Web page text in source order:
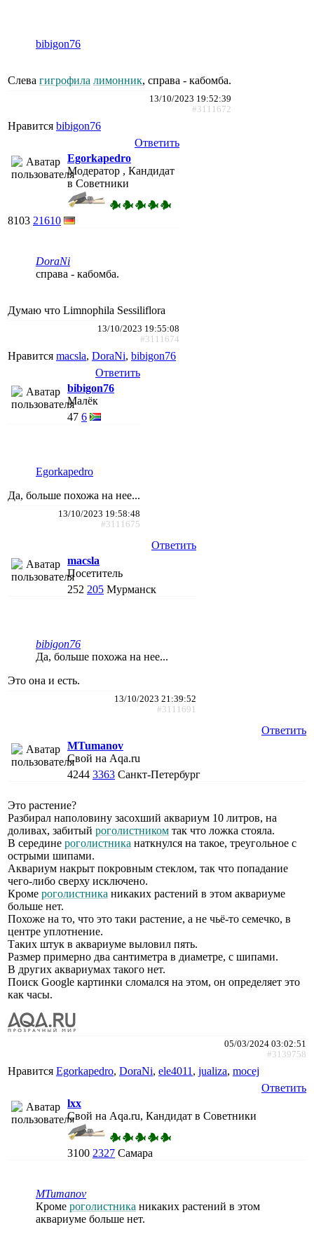
bibigon76
Слева гигрофила лимонник, справа - кабомба.
13/10/2023 19:52:39
#3111672
Нравится bibigon76
Ответить
Egorkapedro
Модератор , Кандидат
в Советники
8103 21610
DoraNi
справа - кабомба.
Думаю что Limnophila Sessiliflora
13/10/2023 19:55:08
#3111674
Нравится macsla, DoraNi, bibigon76
Ответить
bibigon76
Малёк
47 6
Egorkapedro
Да, больше похожа на нее...
13/10/2023 19:58:48
#3111675
Ответить
macsla
Посетитель
252 205 Мурманск
bibigon76
Да, больше похожа на нее...
Это она и есть.
13/10/2023 21:39:52
#3111691
Ответить
MTumanov
Свой на Aqa.ru
4244 3363 Санкт-Петербург
Это растение?
Разбирал наполовину засохший аквариум 10 литров, на
доливах, забитый роголистником так что ложка стояла.
В середине роголистника наткнулся на такое, треугольное с
острыми шипами.
Аквариум накрыт покровным стеклом, так что попадание
чего-либо сверху исключено.
Кроме роголистника никаких растений в этом аквариуме
больше нет.
Похоже на то, что это таки растение, а не чьё-то семечко, в
центре уплотнение.
Таких штук в аквариуме выловил пять.
Размер примерно два сантиметра в диаметре, с шипами.
В других аквариумах такого нет.
Поиск Google картинки сломался на этом, он определяет это
как часы.
05/03/2024 03:02:51
#3139758
Нравится Egorkapedro, DoraNi, ele4011 , jualiza, mocej
Ответить
lxx
Свой на Aqa.ru, Кандидат в Советники
3100 2327 Самара
MTumanov
Кроме роголистника никаких растений в этом
аквариуме больше нет.